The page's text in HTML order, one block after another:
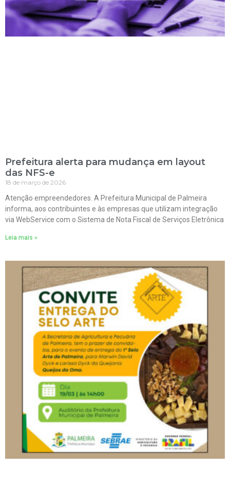
Prefeitura alerta para mudança em layout
das NFS-e
18 de março de 2026
Atenção empreendedores. A Prefeitura Municipal de Palmeira
informa, aos contribuintes e às empresas que utilizam integração
via WebService com o Sistema de Nota Fiscal de Serviços Eletrônica
Leia mais »